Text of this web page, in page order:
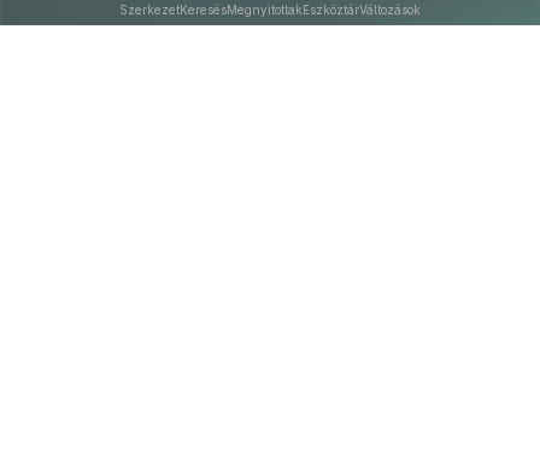
SzerkezetKeresésMegnyitottakEszköztárVáltozások